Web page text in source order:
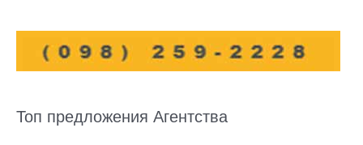
Топ предложения Агентства